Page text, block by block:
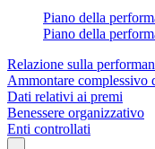
Piano della
Piano della
Relazione sulla
Ammontare complessivo
Dati relativi ai premi
Benessere organizzativo
Enti controllati